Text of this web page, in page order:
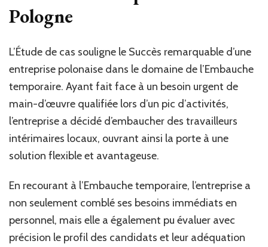
Pologne
L’Étude de cas souligne le Succès remarquable d’une
entreprise polonaise dans le domaine de l’Embauche
temporaire. Ayant fait face à un besoin urgent de
main-d’œuvre qualifiée lors d’un pic d’activités,
l’entreprise a décidé d’embaucher des travailleurs
intérimaires locaux, ouvrant ainsi la porte à une
solution flexible et avantageuse.
En recourant à l’Embauche temporaire, l’entreprise a
non seulement comblé ses besoins immédiats en
personnel, mais elle a également pu évaluer avec
précision le profil des candidats et leur adéquation